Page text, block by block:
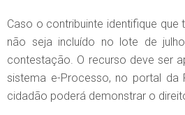
Caso o contribuinte identifique que
não seja incluído no lote de
contestação. O recurso deve ser
sistema e-Processo, no portal da
cidadão poderá demonstrar o